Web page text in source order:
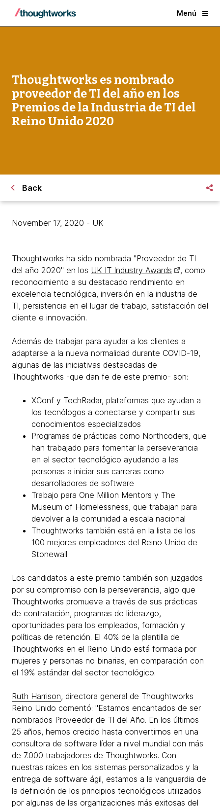
Menú
Thoughtworks es nombrado
proveedor de TI del año en los
Premios de la Industria de TI del
Reino Unido 2020
Back
November 17, 2020 - UK
Thoughtworks ha sido nombrada "Proveedor de TI
del año 2020" en los UK IT Industry Awards
, como
reconocimiento a su destacado rendimiento en
excelencia tecnológica, inversión en la industria de
TI, persistencia en el lugar de trabajo, satisfacción del
cliente e innovación.
Además de trabajar para ayudar a los clientes a
adaptarse a la nueva normalidad durante COVID-19,
algunas de las iniciativas destacadas de
Thoughtworks -que dan fe de este premio- son:
XConf y TechRadar, plataformas que ayudan a
los tecnólogos a conectarse y compartir sus
conocimientos especializados
Programas de prácticas como Northcoders, que
han trabajado para fomentar la perseverancia
en el sector tecnológico ayudando a las
personas a iniciar sus carreras como
desarrolladores de software
Trabajo para One Million Mentors y The
Museum of Homelessness, que trabajan para
devolver a la comunidad a escala nacional
Thoughtworks también está en la lista de los
100 mejores empleadores del Reino Unido de
Stonewall
Los candidatos a este premio también son juzgados
por su compromiso con la perseverancia, algo que
Thoughtworks promueve a través de sus prácticas
de contratación, programas de liderazgo,
oportunidades para los empleados, formación y
políticas de retención. El 40% de la plantilla de
Thoughtworks en el Reino Unido está formada por
mujeres y personas no binarias, en comparación con
el 19% estándar del sector tecnológico.
Ruth Harrison, directora general de Thoughtworks
Reino Unido comentó: "Estamos encantados de ser
nombrados Proveedor de TI del Año. En los últimos
25 años, hemos crecido hasta convertirnos en una
consultora de software líder a nivel mundial con más
de 7.000 trabajadores de Thoughtworks. Con
nuestras raíces en los sistemas personalizados y la
entrega de software ágil, estamos a la vanguardia de
la definición de los principios tecnológicos utilizados
por algunas de las organizaciones más exitosas del